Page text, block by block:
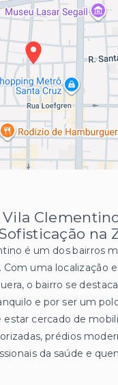
Vila
na
é um dos bairros
Com uma localização
o bairro se
e por ser um
cercado de
prédios
da saúde e